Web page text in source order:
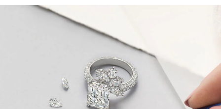
重量和寶石的等級亦不盡相同。如有
疑問，敬請諮詢客戶服務。